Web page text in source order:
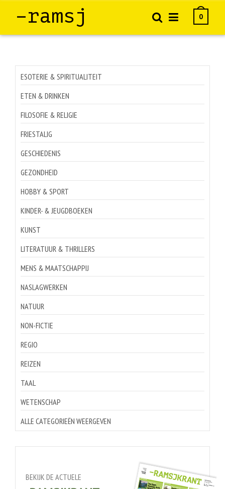
–ramsj 0
ESOTERIE & SPIRITUALITEIT
ETEN & DRINKEN
FILOSOFIE & RELIGIE
FRIESTALIG
GESCHIEDENIS
GEZONDHEID
HOBBY & SPORT
KINDER- & JEUGDBOEKEN
KUNST
LITERATUUR & THRILLERS
MENS & MAATSCHAPPIJ
NASLAGWERKEN
NATUUR
NON-FICTIE
REGIO
REIZEN
TAAL
WETENSCHAP
ALLE CATEGORIEËN WEERGEVEN
BEKIJK DE ACTUELE